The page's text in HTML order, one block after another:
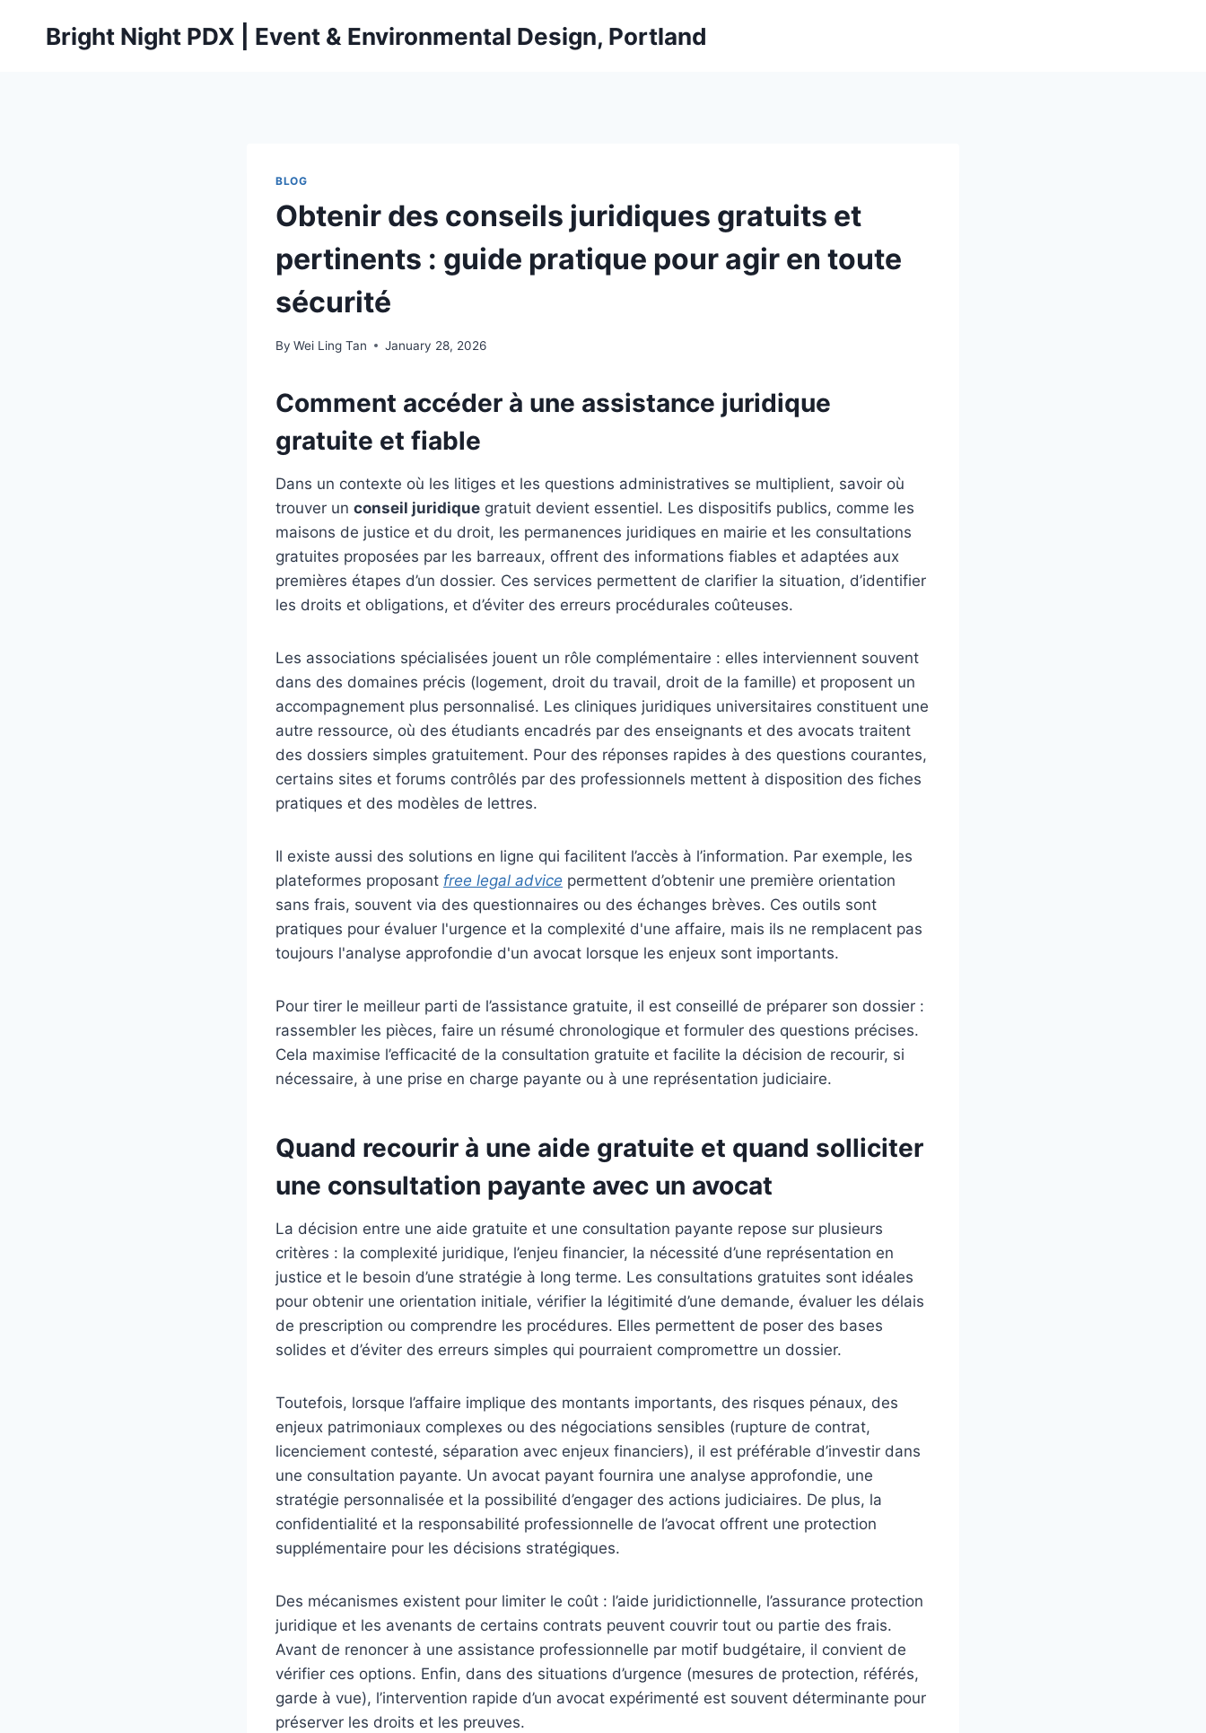
Bright Night PDX | Event & Environmental Design, Portland
BLOG
Obtenir des conseils juridiques gratuits et
pertinents : guide pratique pour agir en toute
sécurité
By Wei Ling Tan January 28, 2026
Comment accéder à une assistance juridique
gratuite et fiable
Dans un contexte où les litiges et les questions administratives se multiplient, savoir où
trouver un conseil juridique gratuit devient essentiel. Les dispositifs publics, comme les
maisons de justice et du droit, les permanences juridiques en mairie et les consultations
gratuites proposées par les barreaux, offrent des informations fiables et adaptées aux
premières étapes d’un dossier. Ces services permettent de clarifier la situation, d’identifier
les droits et obligations, et d’éviter des erreurs procédurales coûteuses.
Les associations spécialisées jouent un rôle complémentaire : elles interviennent souvent
dans des domaines précis (logement, droit du travail, droit de la famille) et proposent un
accompagnement plus personnalisé. Les cliniques juridiques universitaires constituent une
autre ressource, où des étudiants encadrés par des enseignants et des avocats traitent
des dossiers simples gratuitement. Pour des réponses rapides à des questions courantes,
certains sites et forums contrôlés par des professionnels mettent à disposition des fiches
pratiques et des modèles de lettres.
Il existe aussi des solutions en ligne qui facilitent l’accès à l’information. Par exemple, les
plateformes proposant free legal advice permettent d’obtenir une première orientation
sans frais, souvent via des questionnaires ou des échanges brèves. Ces outils sont
pratiques pour évaluer l'urgence et la complexité d'une affaire, mais ils ne remplacent pas
toujours l'analyse approfondie d'un avocat lorsque les enjeux sont importants.
Pour tirer le meilleur parti de l’assistance gratuite, il est conseillé de préparer son dossier :
rassembler les pièces, faire un résumé chronologique et formuler des questions précises.
Cela maximise l’efficacité de la consultation gratuite et facilite la décision de recourir, si
nécessaire, à une prise en charge payante ou à une représentation judiciaire.
Quand recourir à une aide gratuite et quand solliciter
une consultation payante avec un avocat
La décision entre une aide gratuite et une consultation payante repose sur plusieurs
critères : la complexité juridique, l’enjeu financier, la nécessité d’une représentation en
justice et le besoin d’une stratégie à long terme. Les consultations gratuites sont idéales
pour obtenir une orientation initiale, vérifier la légitimité d’une demande, évaluer les délais
de prescription ou comprendre les procédures. Elles permettent de poser des bases
solides et d’éviter des erreurs simples qui pourraient compromettre un dossier.
Toutefois, lorsque l’affaire implique des montants importants, des risques pénaux, des
enjeux patrimoniaux complexes ou des négociations sensibles (rupture de contrat,
licenciement contesté, séparation avec enjeux financiers), il est préférable d’investir dans
une consultation payante. Un avocat payant fournira une analyse approfondie, une
stratégie personnalisée et la possibilité d’engager des actions judiciaires. De plus, la
confidentialité et la responsabilité professionnelle de l’avocat offrent une protection
supplémentaire pour les décisions stratégiques.
Des mécanismes existent pour limiter le coût : l’aide juridictionnelle, l’assurance protection
juridique et les avenants de certains contrats peuvent couvrir tout ou partie des frais.
Avant de renoncer à une assistance professionnelle par motif budgétaire, il convient de
vérifier ces options. Enfin, dans des situations d’urgence (mesures de protection, référés,
garde à vue), l’intervention rapide d’un avocat expérimenté est souvent déterminante pour
préserver les droits et les preuves.